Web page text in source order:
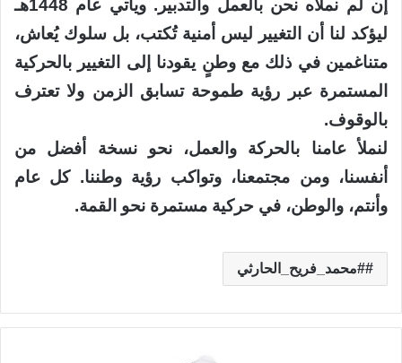
إن لم نملأه نحن بالعمل والتدبير. ويأتي عام 1448هـ
ليؤكد لنا أن التغيير ليس أمنية تُكتب، بل سلوك يُعاش،
متناغمين في ذلك مع وطنٍ يقودنا إلى التغيير بالحركية
المستمرة عبر رؤية طموحة تسابق الزمن ولا تعترف
بالوقوف.
لنملأ عامنا بالحركة والعمل، نحو نسخة أفضل من
أنفسنا، ومن مجتمعنا، وتواكب رؤية وطننا. كل عام
وأنتم، والوطن، في حركية مستمرة نحو القمة.
#محمد_فريح_الحارثي